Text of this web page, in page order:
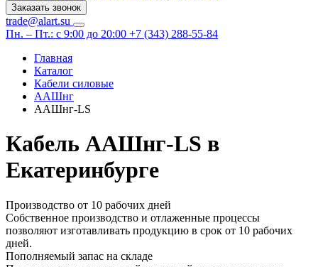
Заказать звонок
trade@alart.su
Пн. – Пт.: с 9:00 до 20:00 +7 (343) 288-55-84
Главная
Каталог
Кабели силовые
ААШнг
ААШнг-LS
Кабель ААШнг-LS в
Екатеринбурге
Производство от 10 рабочих дней
Собственное производство и отлаженные процессы
позволяют изготавливать продукцию в срок от 10 рабочих
дней.
Пополняемый запас на складе